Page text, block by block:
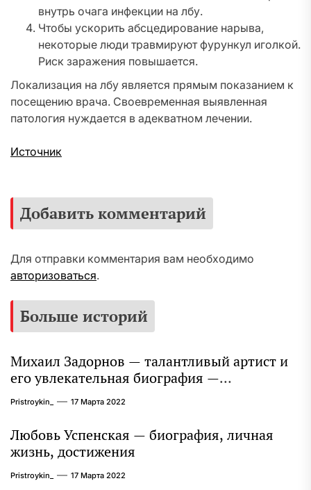
внутрь очага инфекции на лбу.
Чтобы ускорить абсцедирование нарыва,
некоторые люди травмируют фурункул иголкой.
Риск заражения повышается.
Локализация на лбу является прямым показанием к
посещению врача. Своевременная выявленная
патология нуждается в адекватном лечении.
Источник
Добавить комментарий
Для отправки комментария вам необходимо
авторизоваться.
Больше историй
Михаил Задорнов — талантливый артист и
его увлекательная биография —
выдающиеся достижения, известность и
интересные факты из личной жизни!
Pristroykin_ 17 Марта 2022
Любовь Успенская — биография, личная
жизнь, достижения
Pristroykin_ 17 Марта 2022